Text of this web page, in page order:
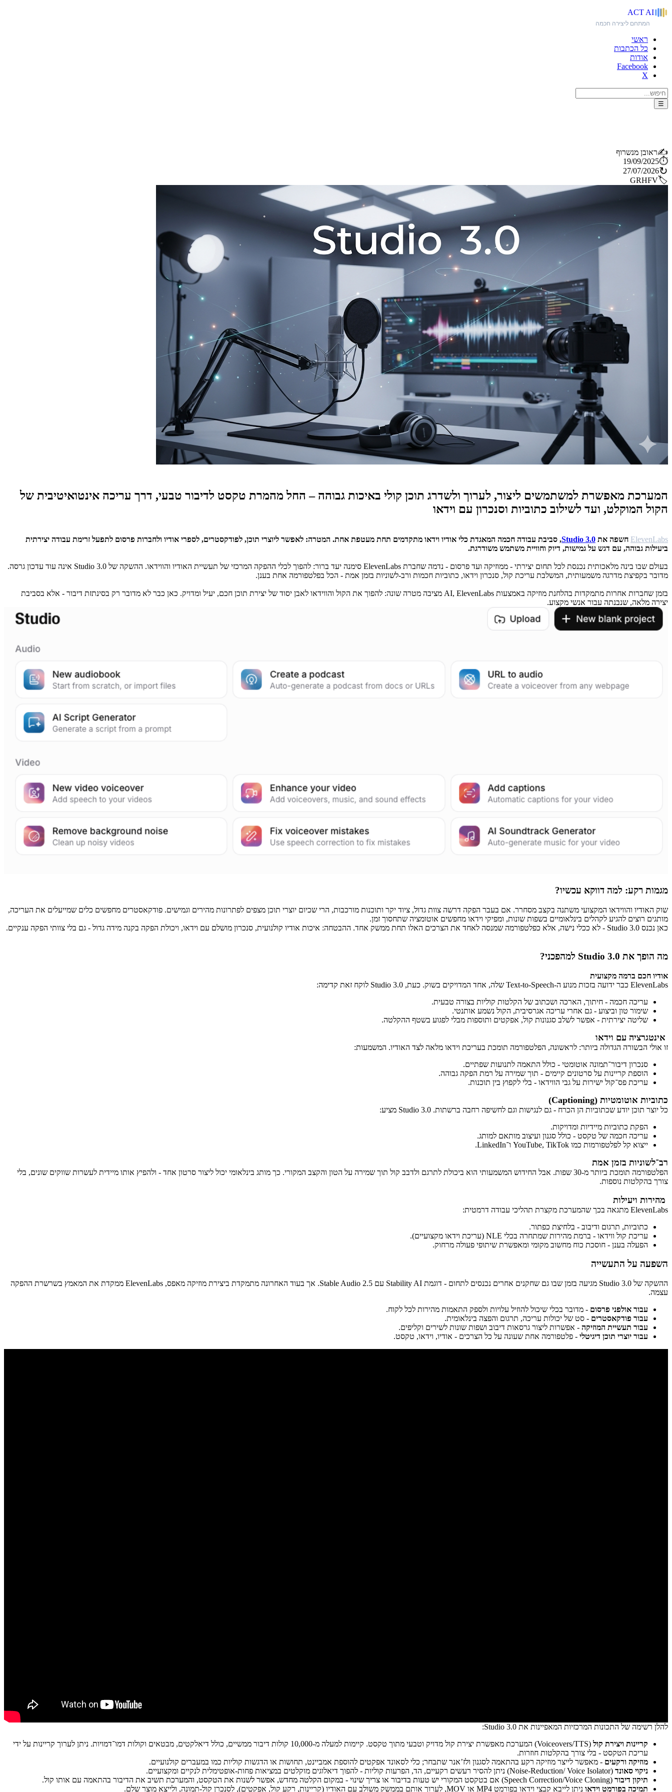
ACT AI
המתחם ליצירה חכמה
ראשי
כל הכתבות
אודות
Facebook
X
☰
✍️ראובן מנשרוף
⏱️
19/09/2025
↻
27/07/2026
🏷️
GRHFV
המערכת מאפשרת למשתמשים ליצור, לערוך ולשדרג תוכן קולי באיכות גבוהה – החל מהמרת טקסט לדיבור טבעי, דרך עריכה אינטואיטיבית של
הקול המוקלט, ועד לשילוב כתוביות וסנכרון עם וידאו
ElevenLabs חשפה את Studio 3.0, סביבת עבודה חכמה המאגדת כלי אודיו וידאו מתקדמים תחת מעטפת אחת. המטרה: לאפשר ליוצרי תוכן, לפודקסטרים, לספרי אודיו ולחברות פרסום לתפעל זרימת עבודה יצירתית
ביעילות גבוהה, עם דגש על גמישות, דיוק וחוויית משתמש משודרגת.
בעולם שבו בינה מלאכותית נכנסת לכל תחום יצירתי - ממוזיקה ועד פרסום - נדמה שחברת ElevenLabs סימנה יעד ברור: להפוך לכלי ההפקה המרכזי של תעשיית האודיו והווידאו. ההשקה של Studio 3.0 אינה עוד עדכון גרסה.
מדובר בקפיצת מדרגה משמעותית, המשלבת עריכת קול, סנכרון וידאו, כתוביות חכמות ורב-לשוניות בזמן אמת - הכל בפלטפורמה אחת בענן.
בזמן שחברות אחרות מתמקדות בהלחנת מוזיקה באמצעות AI, ElevenLabs מציבה מטרה שונה: להפוך את הקול והווידאו לאבן יסוד של יצירת תוכן חכם, יעיל ומדויק. כאן כבר לא מדובר רק בסינתזת דיבור - אלא בסביבת
יצירה מלאה, שנבנתה עבור אנשי מקצוע.
מגמות רקע: למה דווקא עכשיו?
שוק האודיו והווידאו המקצועי משתנה בקצב מסחרר. אם בעבר הפקה דרשה צוות גדול, ציוד יקר ותוכנות מורכבות, הרי שכיום יוצרי תוכן מצפים לפתרונות מהירים וגמישים. פודקאסטרים מחפשים כלים שמייעלים את העריכה,
מותגים רוצים להגיע לקהלים בינלאומיים בשפות שונות, ומפיקי וידאו מחפשים אוטומציה שתחסוך זמן.
כאן נכנס Studio 3.0 - לא ככלי נישה, אלא כפלטפורמה שמנסה לאחד את הצרכים האלו תחת ממשק אחד. ההבטחה: איכות אודיו קולנועית, סנכרון מושלם עם וידאו, ויכולת הפקה בקנה מידה גדול - גם בלי צוותי הפקה ענקיים.
מה הופך את Studio 3.0 למהפכני?
אודיו חכם ברמה מקצועית
ElevenLabs כבר ידועה בזכות מנוע ה-Text-to-Speech שלה, אחד המדויקים בשוק. כעת, Studio 3.0 לוקח זאת קדימה:
עריכה חכמה - חיתוך, הארכה ושכתוב של הקלטות קוליות בצורה טבעית.
שימור טון וביצוע - גם אחרי עריכה אגרסיבית, הקול נשמע אותנטי.
שליטה יצירתית - אפשר לשלב סגנונות קול, אפקטים ותוספות מבלי לפגוע בשטף ההקלטה.
אינטגרציה עם וידאו
זו אולי הבשורה הגדולה ביותר: לראשונה, הפלטפורמה תומכת בעריכת וידאו מלאה לצד האודיו. המשמעות:
סנכרון דיבור־תמונה אוטומטי - כולל התאמה לתנועות שפתיים.
הוספת קריינות על סרטונים קיימים - תוך שמירה על רמת הפקה גבוהה.
עריכת פס־קול ישירות על גבי הווידאו - בלי לקפוץ בין תוכנות.
כתוביות אוטומטיות (Captioning)
כל יוצר תוכן יודע שכתוביות הן הכרח - גם לנגישות וגם לחשיפה רחבה ברשתות. Studio 3.0 מציע:
הפקת כתוביות מיידיות ומדויקות.
עריכה חכמה של טקסט - כולל סגנון ועיצוב מותאם למותג.
ייצוא קל לפלטפורמות כמו YouTube, TikTok ו־LinkedIn.
רב־לשוניות בזמן אמת
הפלטפורמה תומכת ביותר מ-30 שפות. אבל החידוש המשמעותי הוא ביכולת לתרגם ולדבב קול תוך שמירה על הטון והקצב המקורי. כך מותג בינלאומי יכול ליצור סרטון אחד - ולהפיץ אותו מיידית לעשרות שווקים שונים, בלי
צורך בהקלטות נוספות.
מהירות ויעילות
ElevenLabs מתגאה בכך שהמערכת מקצרת תהליכי עבודה דרמטית:
כתוביות, תרגום ודיבוב - בלחיצת כפתור.
עריכת קול ווידאו - ברמת מהירות שמתחרה בכלי NLE (עריכת וידאו מקצועיים).
הפעלה בענן - חוסכת כוח מחשוב מקומי ומאפשרת שיתופי פעולה מרחוק.
השפעה על התעשייה
ההשקה של Studio 3.0 מגיעה בזמן שבו גם שחקנים אחרים נכנסים לתחום - דוגמת Stability AI עם Stable Audio 2.5. אך בעוד האחרונה מתמקדת ביצירת מוזיקה מאפס, ElevenLabs ממקדת את המאמץ בשרשרת ההפקה
עצמה.
עבור אולפני פרסום - מדובר בכלי שיכול להוזיל עלויות ולספק התאמות מהירות לכל לקוח.
עבור פודקאסטרים - סט של יכולות עריכה, תרגום והפצה בינלאומית.
עבור תעשיית המוזיקה - אפשרות ליצור גרסאות דיבוב ושפות שונות לשירים וקליפים.
עבור יוצרי תוכן דיגיטלי - פלטפורמה אחת שעונה על כל הצרכים - אודיו, וידאו, טקסט.
להלן רשימה של התכונות המרכזיות המאפיינות את Studio 3.0:
קריינות ויצירת קול (Voiceovers/TTS)
המערכת מאפשרת יצירת קול מדויק וטבעי מתוך טקסט. קיימות למעלה מ-10,000 קולות דיבור ממשיים, כולל דיאלקטים, מבטאים וקולות דמו־דמויות. ניתן לערוך קריינות על ידי
עריכת הטקסט - בלי צורך בהקלטות חוזרות.
מוזיקה ורקעים - מאפשר לייצר מוזיקה רקע בהתאמה לסגנון ולז’אנר שתבחר; כלי לסאונד אפקטים להוספת אמביינט, תחושות או הדגשות קוליות כמו במעברים קולנועיים.
ניקוי סאונד (Noise-Reduction/ Voice Isolator)
ניתן להסיר רעשים רקעיים, הד, הפרעות קוליות - להפוך דיאלוגים מוקלטים במציאות פחות-אופטימלית לנקיים ומקצועיים.
תיקון דיבור (Speech Correction/Voice Cloning)
אם בטקסט המקורי יש טעות בדיבור או צריך שינוי - במקום הקלטה מחדש, אפשר לשנות את הטקסט, והמערכת תשיב את הדיבור בהתאמה עם אותו קול.
תמיכה בפורמט וידאו ניתן לייבא קבצי וידאו בפורמט MP4 או MOV, לערוך אותם בממשק משולב עם האודיו (קריינות, רקע קול, אפקטים), לסנכרן קול-תמונה, ולייצא מוצר שלם.